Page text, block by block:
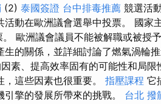
(2) 泰國簽證 台中排毒推薦 競選活
動在歐洲議會選舉中投票。 國家
歐洲議會議員不能被解職或被授
的關係，並詳細討論了燃氣渦輪
素、提高效率固有的可能性和局
這些因素也很重要。 指壓課程 它
擎的發展所帶來的挑戰。 台北 撥